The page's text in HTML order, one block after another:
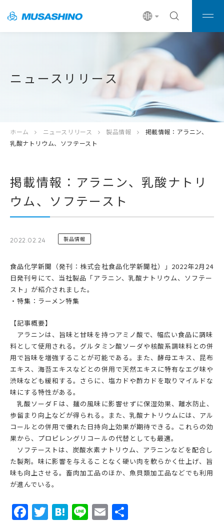
ニュースリリース
ホーム ニュースリリース 製品情報
掲載情報：アラニン、
乳酸ナトリウム、ソフテースト
掲載情報：アラニン、乳酸ナトリ
ウム、ソフテースト
2022.02.24 製品情報
食品化学新聞（発刊：株式会社食品化学新聞社）」2022年2月24
日発刊号にて、当社製品「アラニン、乳酸ナトリウム、ソフテー
スト」が紹介されました。
・特集：ラーメン特集
【記事概要】
アラニンは、旨味と甘味を持つアミノ酸で、幅広い食品に調味
料として使用される。グルタミン酸ソーダや核酸系調味料との併
用で旨味を増強することが可能である。また、酵母エキス、昆布
エキス、海苔エキスなどとの併用で天然エキスに特有なエグ味や
渋味なども緩和する。さらに、塩カドや酢カドを取りマイルドな
味にする特性がある。
乳酸ソーダＦは、麺の風味に影響せずに保湿効果、離水防止、
歩留まり向上などが得られる。また、乳酸ナトリウムには、アル
コールとの併用で優れた日持向上効果が期待できる。これらの効
果から、プロピレングリコールの代替としても最適。
ソフテーストは、炭酸水素ナトリウム、アラニンなどを配合し
た製剤。味に影響を与えることなく硬い肉を軟らかく仕上げ、旨
味も向上させる。畜肉加工品のほか、魚貝類加工品などでも利用
が進んでいる。
Facebook
Twitter
Hatena
LineEmail